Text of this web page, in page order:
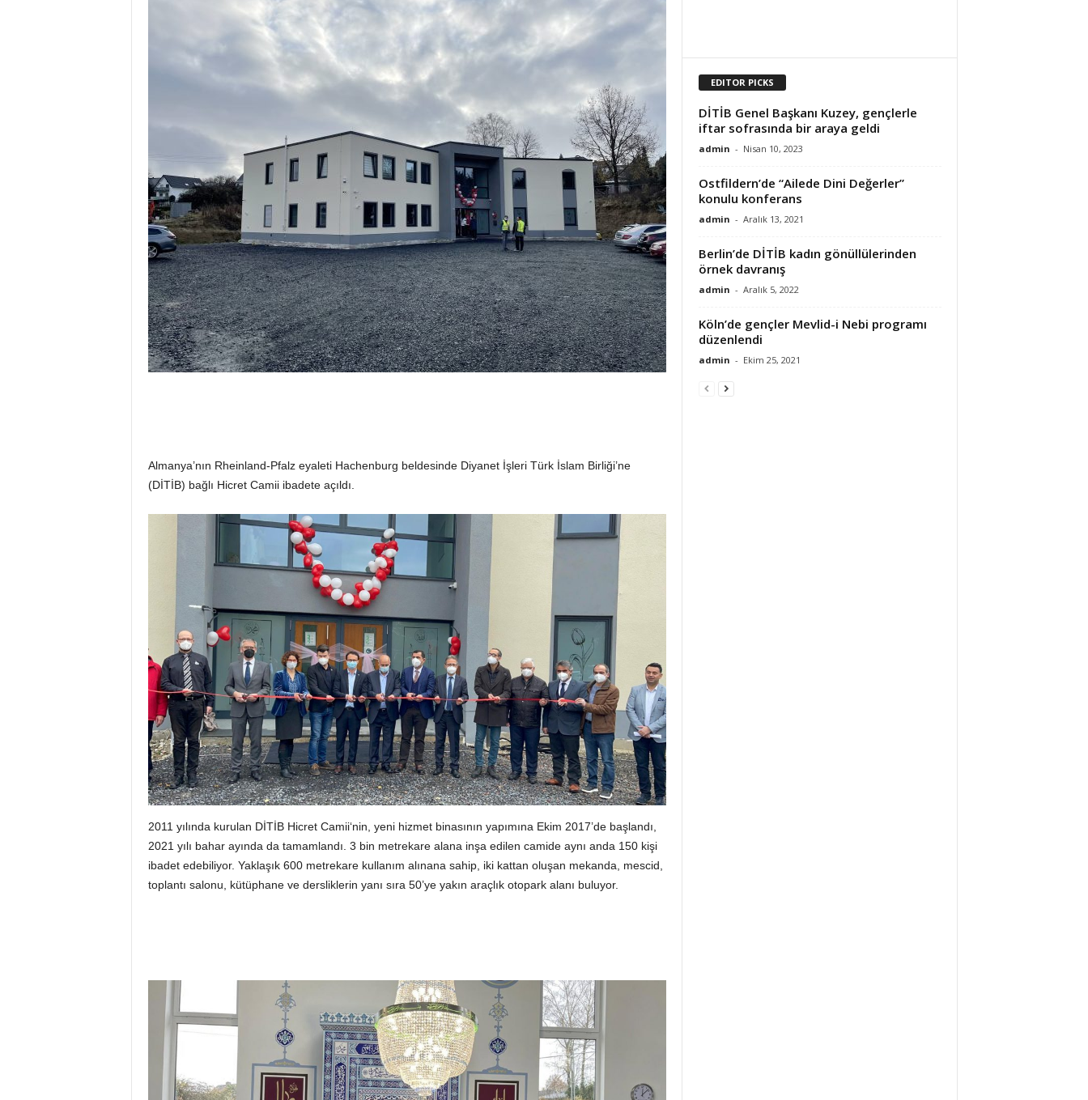
Almanya’nın Rheinland-Pfalz eyaleti Hachenburg beldesinde Diyanet İşleri Türk İslam Birliği’ne
(DİTİB) bağlı Hicret Camii ibadete açıldı.
2011 yılında kurulan DİTİB Hicret Camii‘nin, yeni hizmet binasının yapımına Ekim 2017’de başlandı,
2021 yılı bahar ayında da tamamlandı. 3 bin metrekare alana inşa edilen camide aynı anda 150 kişi
ibadet edebiliyor. Yaklaşık 600 metrekare kullanım alınana sahip, iki kattan oluşan mekanda, mescid,
toplantı salonu, kütüphane ve dersliklerin yanı sıra 50’ye yakın araçlık otopark alanı buluyor.
EDITOR PICKS
DİTİB Genel Başkanı Kuzey, gençlerle
iftar sofrasında bir araya geldi
admin - Nisan 10, 2023
Ostfildern’de “Ailede Dini Değerler”
konulu konferans
admin - Aralık 13, 2021
Berlin’de DİTİB kadın gönüllülerinden
örnek davranış
admin - Aralık 5, 2022
Köln’de gençler Mevlid-i Nebi programı
düzenlendi
admin - Ekim 25, 2021